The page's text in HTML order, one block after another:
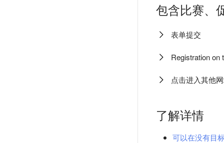
包含比赛、
表单提交
Registration on
点击进入其他
了解详情
可以在没有目